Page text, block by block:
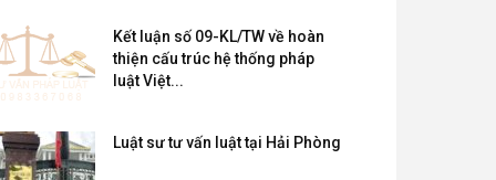
Kết luận số 09-KL/TW về hoàn
thiện cấu trúc hệ thống pháp
luật Việt...
Luật sư tư vấn luật tại Hải Phòng